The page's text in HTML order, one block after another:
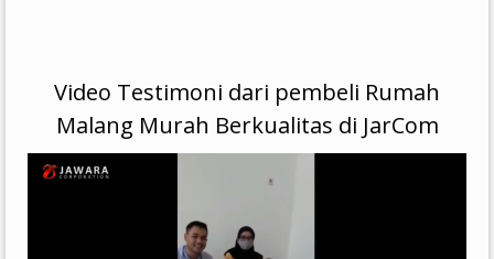
Video Testimoni dari pembeli Rumah
Malang Murah Berkualitas di JarCom